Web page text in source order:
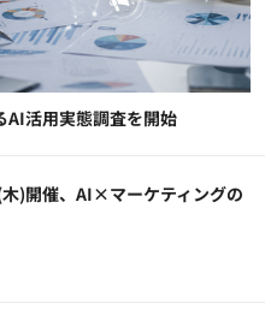
AI活用実態調査を開始
)開催、AI×マーケティングの